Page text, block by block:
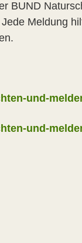
BUND
Meldung
und-
und-